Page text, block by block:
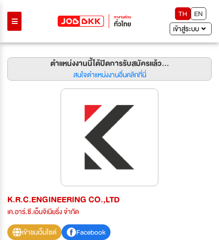
TH
EN
เข้าสู่ระบบ
ตำแหน่งงานนี้ได้ปิดการรับสมัครแล้ว...
สนใจตำแหน่งงานอื่นคลิกที่นี่
K.R.C.ENGINEERING CO.,LTD
เค.อาร์.ซี.เอ็นจิเนียริ่ง จำกัด
เข้าชมเว็บไซต์
Facebook